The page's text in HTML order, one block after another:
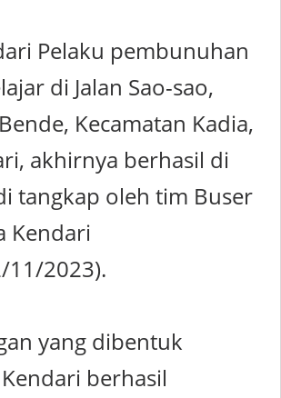
Pelaku pembunuhan
di Jalan Sao-sao,
Kecamatan Kadia,
akhirnya berhasil di
tangkap oleh tim Buser
Kendari
11/2023).
yang dibentuk
berhasil